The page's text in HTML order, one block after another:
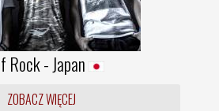
Rock - Japan
ZOBACZ WIĘCEJ